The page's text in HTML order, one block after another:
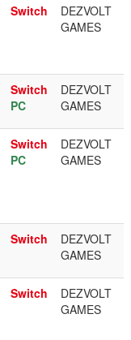
Switch
DEZVOLT
GAMES
Switch
PC
DEZVOLT
GAMES
Switch
PC
DEZVOLT
GAMES
Switch
DEZVOLT
GAMES
Switch
DEZVOLT
GAMES